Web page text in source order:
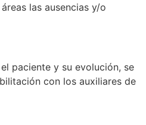
las ausencias y/o
paciente y su evolución, se
con los auxiliares de